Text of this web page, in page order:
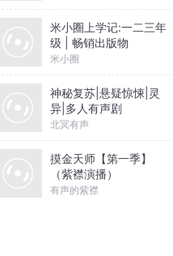
米小圈上学记:一二三年
级 | 畅销出版物
米小圈
神秘复苏|悬疑惊悚|灵
异|多人有声剧
北冥有声
摸金天师【第一季】
（紫襟演播）
有声的紫襟